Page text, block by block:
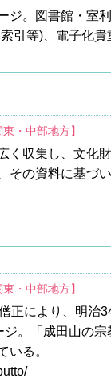
ジ。図書館・室
引等)、電子化
・中部地方】
く収集し、文化
その資料に基づ
・中部地方】
正により、明治
。「成田山の
いる。